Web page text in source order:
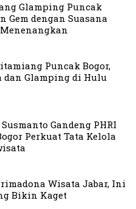
Glamping Puncak
Gem dengan Suasana
Puncak Bogor,
dan Glamping di Hulu
Gandeng PHRI
Perkuat Tata Kelola
Wisata Jabar, Ini
Bikin Kaget